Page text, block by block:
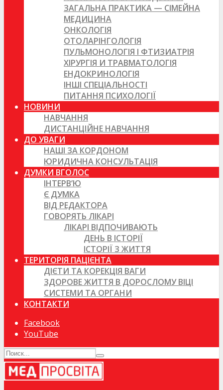
ЗАГАЛЬНА ПРАКТИКА — СІМЕЙНА
МЕДИЦИНА
ОНКОЛОГІЯ
ОТОЛАРІНГОЛОГІЯ
ПУЛЬМОНОЛОГІЯ І ФТИЗИАТРІЯ
ХІРУРГІЯ И ТРАВМАТОЛОГІЯ
ЕНДОКРИНОЛОГІЯ
ІНШІ СПЕЦІАЛЬНОСТІ
ПИТАННЯ ПСИХОЛОГІЇ
НОВИНИ
НАВЧАННЯ
ДИСТАНЦІЙНЕ НАВЧАННЯ
ДО УВАГИ
НАШІ ЗА КОРДОНОМ
ЮРИДИЧНА КОНСУЛЬТАЦІЯ
ДУМКИ ВГОЛОС
ІНТЕРВ’Ю
Є ДУМКА
ВІД РЕДАКТОРА
ГОВОРЯТЬ ЛІКАРІ
ЛІКАРІ ВІДПОЧИВАЮТЬ
ДЕНЬ В ІСТОРІЇ
ІСТОРІЇ З ЖИТТЯ
ТЕРИТОРІЯ ПАЦІЄНТА
ДІЄТИ ТА КОРЕКЦІЯ ВАГИ
ЗДОРОВЕ ЖИТТЯ В ДОРОСЛОМУ ВІЦІ
СИСТЕМИ ТА ОРГАНИ
КОНТАКТИ
Facebook
YouTube